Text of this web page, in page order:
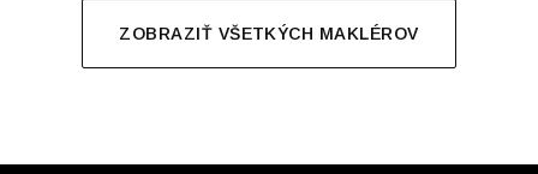
ZOBRAZIŤ VŠETKÝCH MAKLÉROV